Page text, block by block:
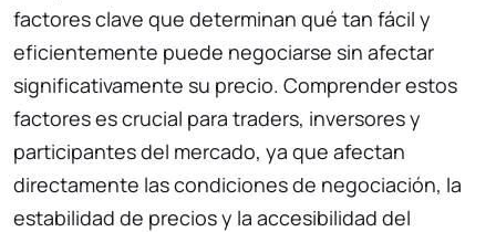
factores clave que determinan qué tan fácil y
eficientemente puede negociarse sin afectar
significativamente su precio. Comprender estos
factores es crucial para traders, inversores y
participantes del mercado, ya que afectan
directamente las condiciones de negociación, la
estabilidad de precios y la accesibilidad del